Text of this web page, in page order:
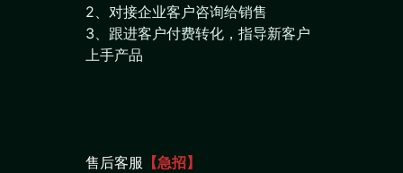
2、对接企业客户咨询给销售
3、跟进客户付费转化，指导新客户
上手产品
售后客服 【急招】